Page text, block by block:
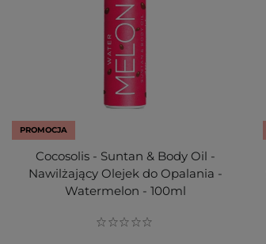
PROMOCJA
Cocosolis - Suntan & Body Oil -
Nawilżający Olejek do Opalania -
Watermelon - 100ml